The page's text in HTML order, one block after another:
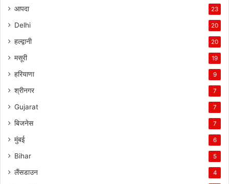
आपदा 23
Delhi 20
हल्द्वानी 20
मसूरी 19
हरियाणा 9
श्रीनगर 7
Gujarat 7
बिजनेस 7
मुंबई 6
Bihar 5
लैंसडाउन 4